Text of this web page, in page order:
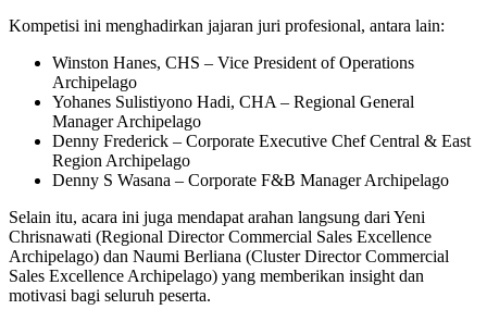
Kompetisi ini menghadirkan jajaran juri profesional, antara lain:
Winston Hanes, CHS – Vice President of Operations
Archipelago
Yohanes Sulistiyono Hadi, CHA – Regional General
Manager Archipelago
Denny Frederick – Corporate Executive Chef Central & East
Region Archipelago
Denny S Wasana – Corporate F&B Manager Archipelago
Selain itu, acara ini juga mendapat arahan langsung dari Yeni
Chrisnawati (Regional Director Commercial Sales Excellence
Archipelago) dan Naumi Berliana (Cluster Director Commercial
Sales Excellence Archipelago) yang memberikan insight dan
motivasi bagi seluruh peserta.